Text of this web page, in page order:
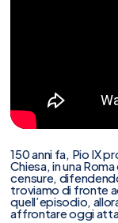
150 anni fa, Pio IX
Chiesa, in una
censure,
troviamo di fronte
quell’episodio,
affrontare oggi